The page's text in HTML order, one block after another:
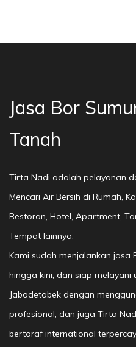
Jasa Bor
Tanah
Tirta Nadi adalah pelayanan
Mencari Air Bersih di Rumah,
Restoran, Hotel, Apartment,
Tempat lainnya.
Kami sudah menjalankan jasa
hingga kini, dan siap melayani
Jabodetabek dengan
profesional, dan juga Tirta
bertaraf international